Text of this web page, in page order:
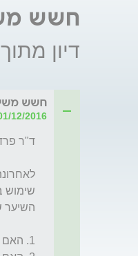
חשש
דיון
חשש
01/12/2016 | 20:33 | מאת: